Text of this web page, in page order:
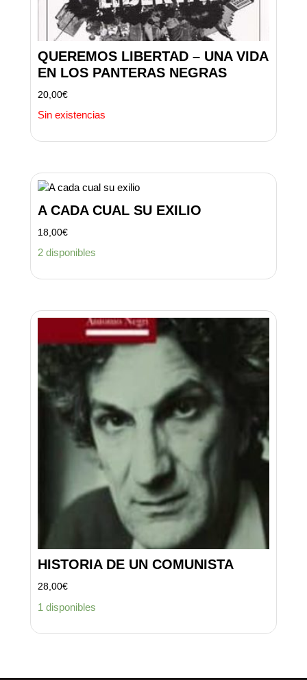
QUEREMOS LIBERTAD – UNA VIDA
EN LOS PANTERAS NEGRAS
20,00€
Sin existencias
A CADA CUAL SU EXILIO
18,00€
2 disponibles
HISTORIA DE UN COMUNISTA
28,00€
1 disponibles